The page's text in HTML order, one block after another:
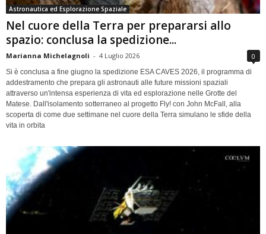
Astronautica ed Esplorazione Spaziale
Nel cuore della Terra per prepararsi allo
spazio: conclusa la spedizione...
Marianna Michelagnoli - 4 Luglio 2026 0
Si è conclusa a fine giugno la spedizione ESA CAVES 2026, il programma di
addestramento che prepara gli astronauti alle future missioni spaziali
attraverso un'intensa esperienza di vita ed esplorazione nelle Grotte del
Matese. Dall'isolamento sotterraneo al progetto Fly! con John McFall, alla
scoperta di come due settimane nel cuore della Terra simulano le sfide della
vita in orbita